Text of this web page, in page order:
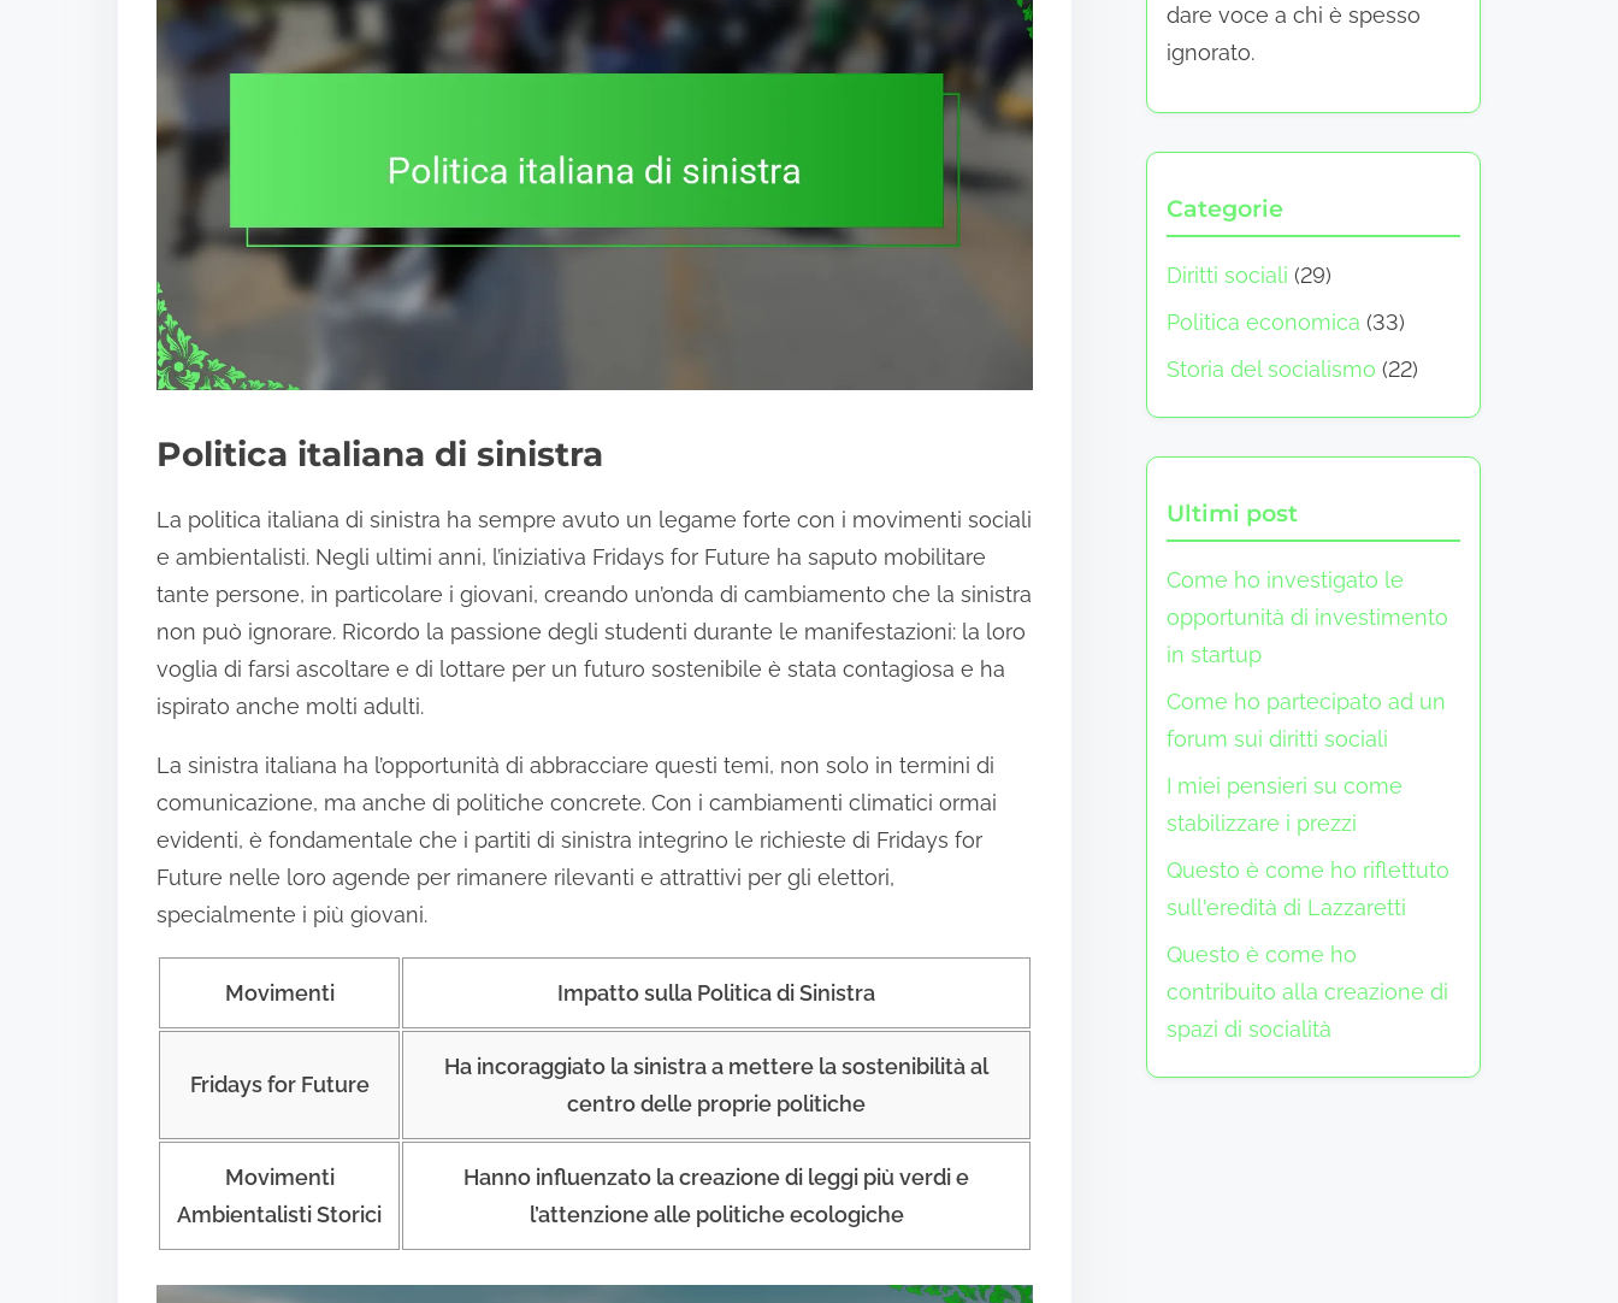
Politica italiana di sinistra
La politica italiana di sinistra ha sempre avuto un legame forte con i movimenti sociali
e ambientalisti. Negli ultimi anni, l’iniziativa Fridays for Future ha saputo mobilitare
tante persone, in particolare i giovani, creando un’onda di cambiamento che la sinistra
non può ignorare. Ricordo la passione degli studenti durante le manifestazioni: la loro
voglia di farsi ascoltare e di lottare per un futuro sostenibile è stata contagiosa e ha
ispirato anche molti adulti.
La sinistra italiana ha l’opportunità di abbracciare questi temi, non solo in termini di
comunicazione, ma anche di politiche concrete. Con i cambiamenti climatici ormai
evidenti, è fondamentale che i partiti di sinistra integrino le richieste di Fridays for
Future nelle loro agende per rimanere rilevanti e attrattivi per gli elettori,
specialmente i più giovani.
Movimenti Impatto sulla Politica di Sinistra
Fridays for Future
Ha incoraggiato la sinistra a mettere la sostenibilità al
centro delle proprie politiche
Movimenti
Ambientalisti Storici
Hanno influenzato la creazione di leggi più verdi e
l’attenzione alle politiche ecologiche
dare voce a chi è spesso
ignorato.
Categorie
Diritti sociali (29)
Politica economica (33)
Storia del socialismo (22)
Ultimi post
Come ho investigato le
opportunità di investimento
in startup
Come ho partecipato ad un
forum sui diritti sociali
I miei pensieri su come
stabilizzare i prezzi
Questo è come ho riflettuto
sull'eredità di Lazzaretti
Questo è come ho
contribuito alla creazione di
spazi di socialità